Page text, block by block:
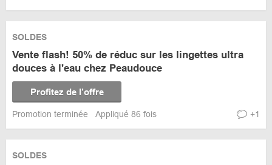
SOLDES
Vente flash! 50% de réduc sur les lingettes ultra
douces à l'eau chez Peaudouce
Profitez de l’offre
Promotion terminée Appliqué 86 fois +1
SOLDES